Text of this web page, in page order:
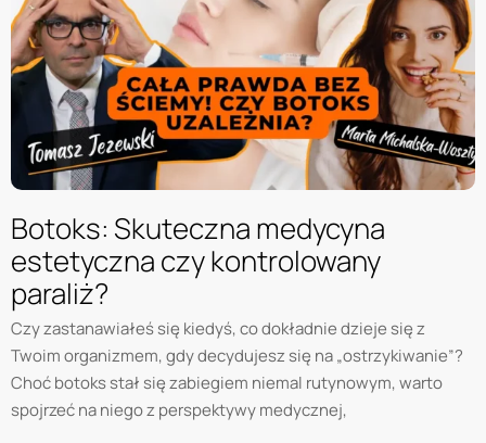
Botoks: Skuteczna medycyna
estetyczna czy kontrolowany
paraliż?
Czy zastanawiałeś się kiedyś, co dokładnie dzieje się z
Twoim organizmem, gdy decydujesz się na „ostrzykiwanie”?
Choć botoks stał się zabiegiem niemal rutynowym, warto
spojrzeć na niego z perspektywy medycznej,